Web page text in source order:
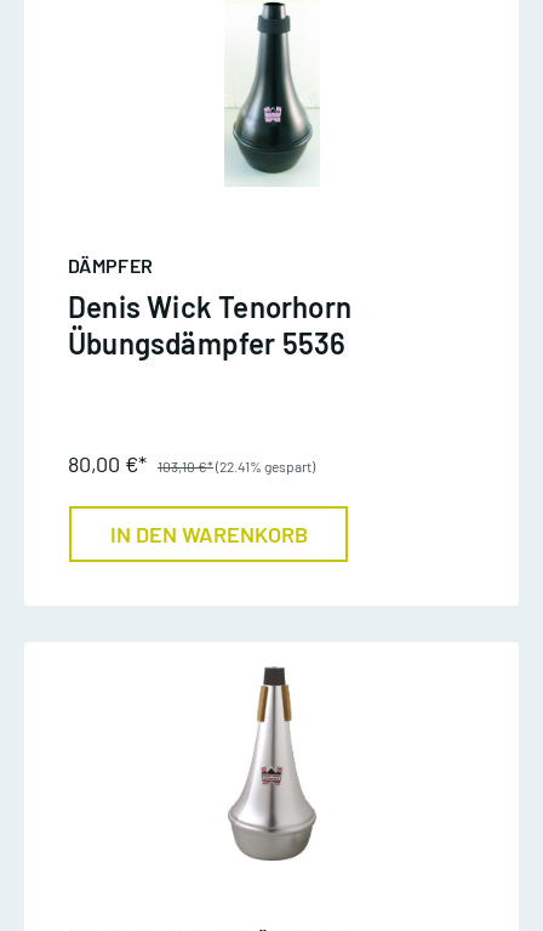
DÄMPFER
Denis Wick Tenorhorn
Übungsdämpfer 5536
80,00 €* 103,10 €*(22.41% gespart)
IN DEN WARENKORB